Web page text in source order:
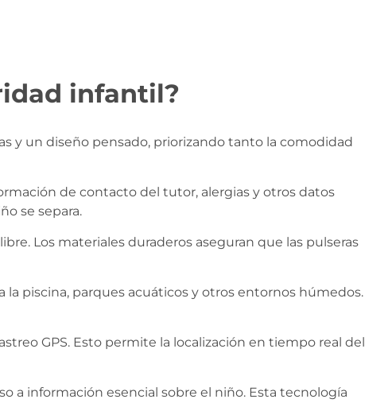
infantil?
y un diseño pensado, priorizando tanto la comodidad
de contacto del tutor, alergias y otros datos
se separa.
Los materiales duraderos aseguran que las pulseras
la piscina, parques acuáticos y otros entornos húmedos.
GPS. Esto permite la localización en tiempo real del
a información esencial sobre el niño. Esta tecnología